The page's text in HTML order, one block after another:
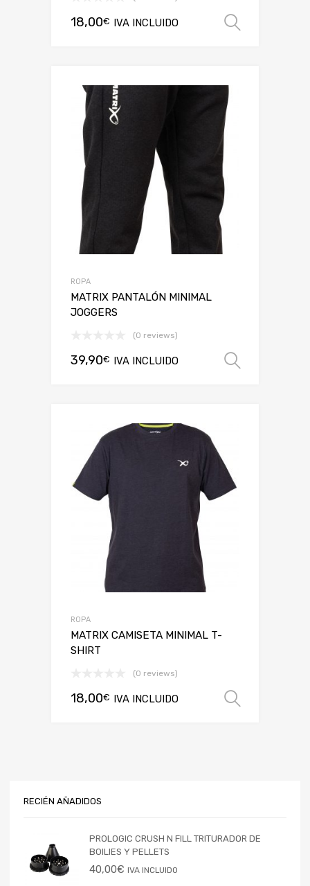
18,00€ IVA INCLUIDO
ROPA
MATRIX PANTALÓN MINIMAL
JOGGERS
(0 reviews)
39,90€ IVA INCLUIDO
ROPA
MATRIX CAMISETA MINIMAL T-
SHIRT
(0 reviews)
18,00€ IVA INCLUIDO
RECIÉN AÑADIDOS
PROLOGIC CRUSH N FILL TRITURADOR DE
BOILIES Y PELLETS
40,00€ IVA INCLUIDO